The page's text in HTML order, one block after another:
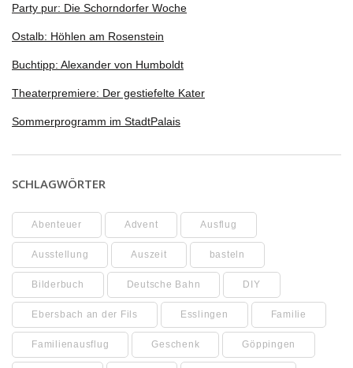
Party pur: Die Schorndorfer Woche
Ostalb: Höhlen am Rosenstein
Buchtipp: Alexander von Humboldt
Theaterpremiere: Der gestiefelte Kater
Sommerprogramm im StadtPalais
SCHLAGWÖRTER
Abenteuer Advent Ausflug
Ausstellung Auszeit basteln
Bilderbuch Deutsche Bahn DIY
Ebersbach an der Fils Esslingen Familie
Familienausflug Geschenk Göppingen